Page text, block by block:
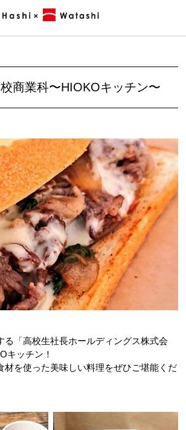
商業科〜HIOKOキッチン〜
る「高校生社長ホールディングス株式会
キッチン！
材を使った美味しい料理をぜひご堪能くだ